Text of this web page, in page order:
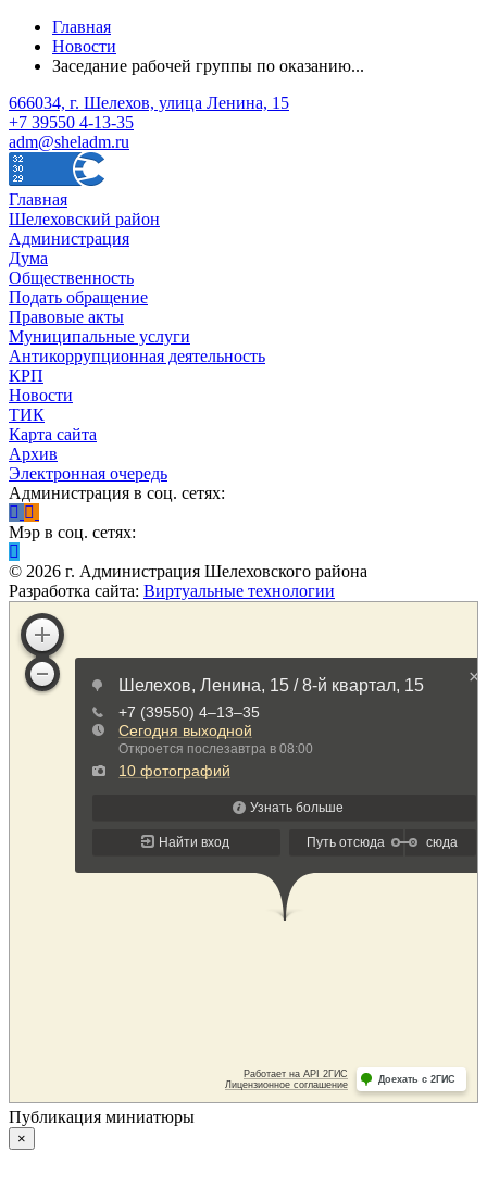
Главная
Новости
Заседание рабочей группы по оказанию...
666034, г. Шелехов, улица Ленина, 15
+7 39550 4-13-35
adm@sheladm.ru
Главная
Шелеховский район
Администрация
Дума
Общественность
Подать обращение
Правовые акты
Муниципальные услуги
Антикоррупционная деятельность
КРП
Новости
ТИК
Карта сайта
Архив
Электронная очередь
Администрация в соц. сетях:
Мэр в соц. сетях:
© 2026 г. Администрация Шелеховского района
Разработка сайта: Виртуальные технологии
Публикация миниатюры
×